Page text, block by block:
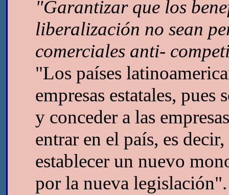
"Garantizar que los
liberalización no sean
comerciales anti-
"Los países
empresas estatales,
y conceder a las
entrar en el país, es
establecer un nuevo
por la nueva